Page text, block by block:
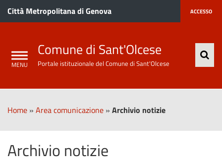
Città Metropolitana di Genova ACCESSO
Comune di Sant'Olcese
Portale istituzionale del Comune di Sant'Olcese
Home » Area comunicazione » Archivio notizie
Archivio notizie